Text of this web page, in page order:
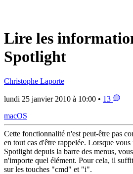
Lire les
Spotlight
Christophe Laporte
lundi 25 janvier 2010 à 10:00 • 13
macOS
Cette fonctionnalité n'est peut-être pas
en tout cas d'être rappelée. Lorsque
Spotlight depuis la barre des menus,
n'importe quel élément. Pour cela, il
sur les touches "cmd" et "i".